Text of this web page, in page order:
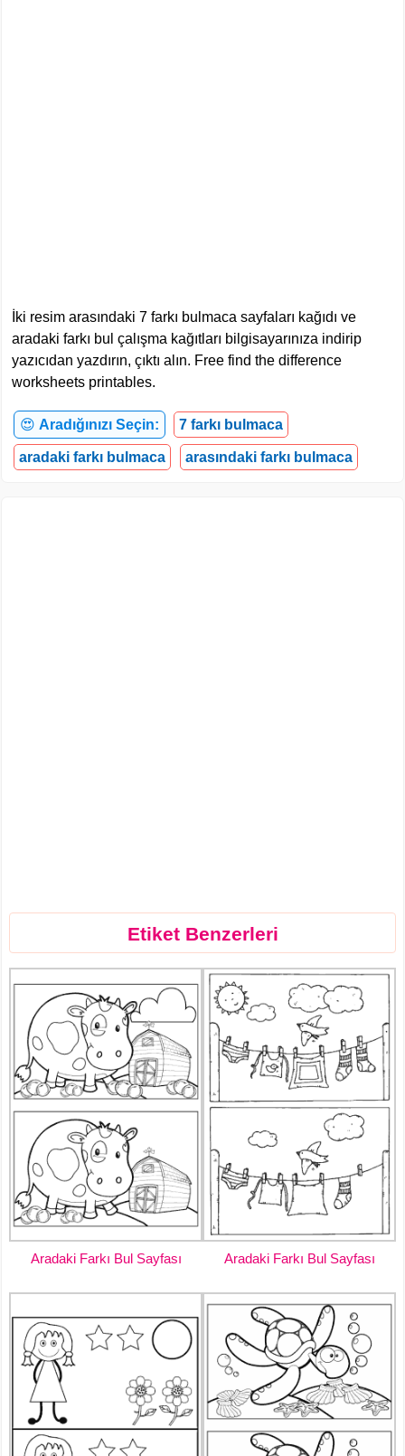
İki resim arasındaki 7 farkı bulmaca sayfaları kağıdı ve
aradaki farkı bul çalışma kağıtları bilgisayarınıza indirip
yazıcıdan yazdırın, çıktı alın. Free find the difference
worksheets printables.
😍 Aradığınızı Seçin: 7 farkı bulmaca
aradaki farkı bulmaca arasındaki farkı bulmaca
Etiket Benzerleri
Aradaki Farkı Bul Sayfası Aradaki Farkı Bul Sayfası